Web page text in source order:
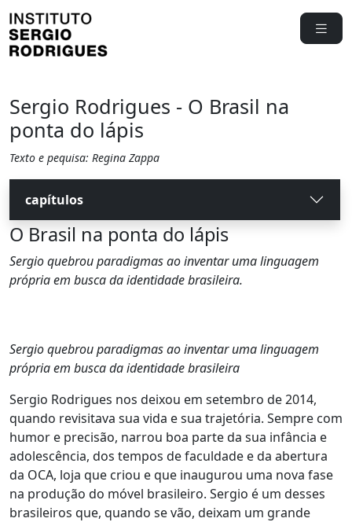
Sergio Rodrigues - O Brasil na
ponta do lápis
Texto e pequisa: Regina Zappa
capítulos
O Brasil na ponta do lápis
Sergio quebrou paradigmas ao inventar uma linguagem
própria em busca da identidade brasileira.
Sergio quebrou paradigmas ao inventar uma linguagem
própria em busca da identidade brasileira
Sergio Rodrigues nos deixou em setembro de 2014,
quando revisitava sua vida e sua trajetória. Sempre com
humor e precisão, narrou boa parte da sua infância e
adolescência, dos tempos de faculdade e da abertura
da OCA, loja que criou e que inaugurou uma nova fase
na produção do móvel brasileiro. Sergio é um desses
brasileiros que, quando se vão, deixam um grande